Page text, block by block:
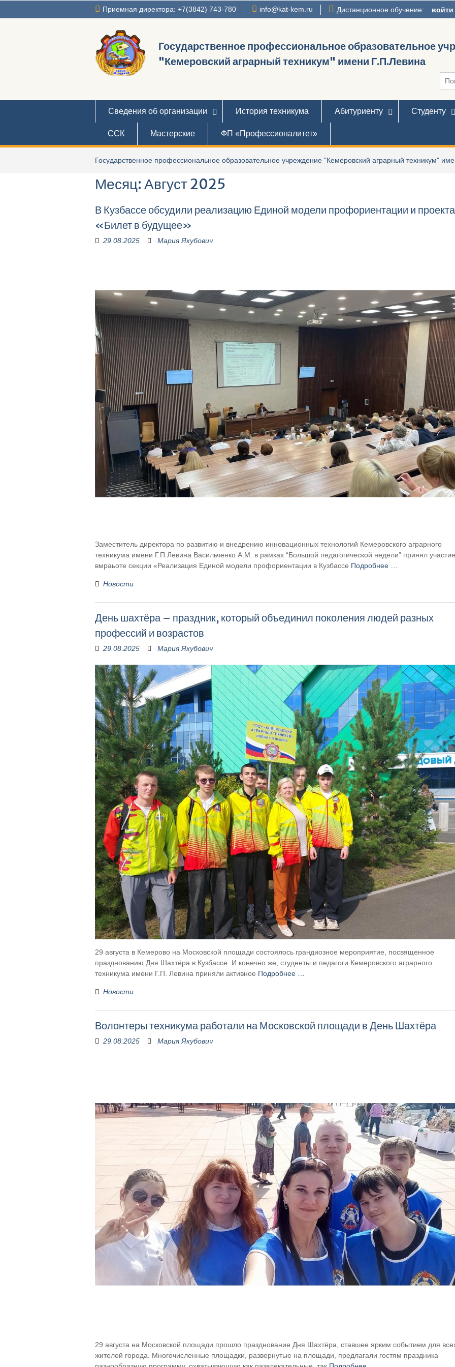
Приемная директора: +7(3842) 743-780 info@kat-kem.ru Дистанционное обучение: войти
Государственное профессиональное образовательное
"Кемеровский аграрный техникум" имени Г.П.Левина
Сведения об организации История техникума Абитуриенту Студенту
ССК Мастерские ФП «Профессионалитет»
Государственное профессиональное образовательное учреждение "Кемеровский аграрный техникум"
Месяц:Август 2025
В Кузбассе обсудили реализацию Единой модели профориентации и проекта
«Билет в будущее»
29.08.2025 Мария Якубович
Заместитель директора по развитию и внедрению инновационных технологий Кемеровского аграрного
техникума имени Г.П.Левина Васильченко А.М. в рамках “Большой педагогической недели” принял участие
вмраьоте секции «Реализация Единой модели профориентации в Кузбассе Подробнее …
Новости
День шахтёра – праздник, который объединил поколения людей разных
профессий и возрастов
29.08.2025 Мария Якубович
29 августа в Кемерово на Московской площади состоялось грандиозное мероприятие, посвященное
празднованию Дня Шахтёра в Кузбассе. И конечно же, студенты и педагоги Кемеровского аграрного
техникума имени Г.П. Левина приняли активное Подробнее …
Новости
Волонтеры техникума работали на Московской площади в День Шахтёра
29.08.2025 Мария Якубович
29 августа на Московской площади прошло празднование Дня Шахтёра, ставшее ярким событием для
жителей города. Многочисленные площадки, развернутые на площади, предлагали гостям праздника